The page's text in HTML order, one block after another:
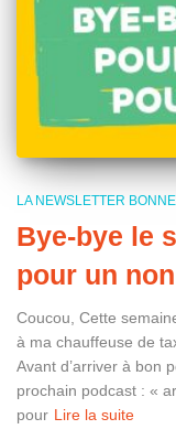
LA NEWSLETTER
Bye-bye le
pour un
Coucou, Cette
à ma chauffeuse de
Avant d’arriver à bon
prochain podcast : «
pour Lire la suite